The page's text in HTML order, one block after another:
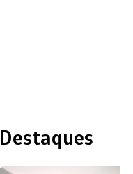
Destaques